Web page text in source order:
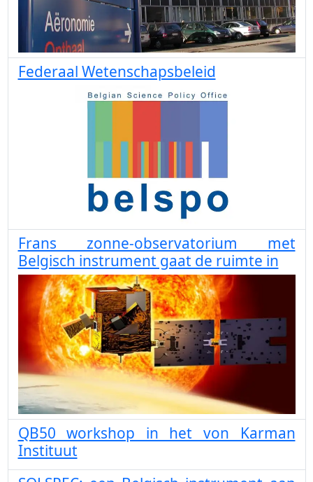
Federaal Wetenschapsbeleid
Frans zonne-observatorium met
Belgisch instrument gaat de ruimte in
QB50 workshop in het von Karman
Instituut